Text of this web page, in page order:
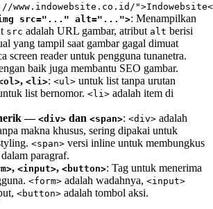
www.indowebsite.co.id/
src="..." alt="...">: Menampilkan
src adalah URL gambar, atribut alt berisi
yang tampil saat gambar gagal dimuat
screen reader untuk pengguna tunanetra.
baik juga membantu SEO gambar.
, <li>: <ul> untuk list tanpa urutan
list bernomor. <li> adalah item di
— <div> dan <span>: <div> adalah
makna khusus, sering dipakai untuk
<span> versi inline untuk membungkus
paragraf.
, <input>, <button>: Tag untuk menerima
<form> adalah wadahnya, <input>
<button> adalah tombol aksi.